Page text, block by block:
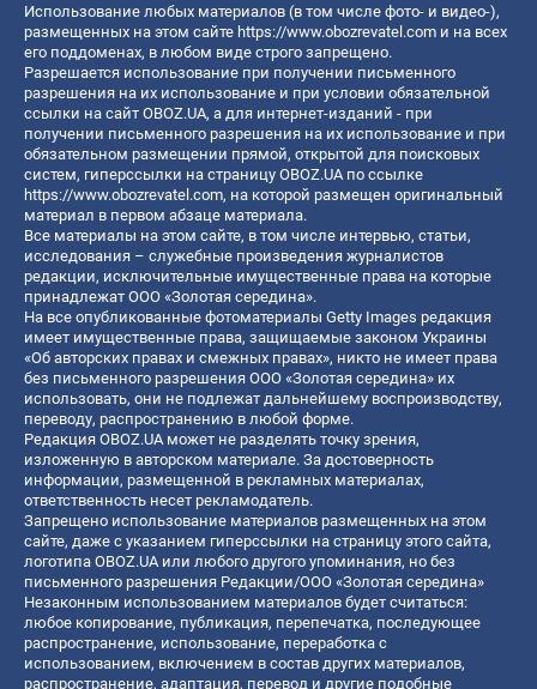
Использование любых материалов (в том числе фото- и видео-),
размещенных на этом сайте https://www.obozrevatel.com и на всех
его поддоменах, в любом виде строго запрещено.
Разрешается использование при получении письменного
разрешения на их использование и при условии обязательной
ссылки на сайт OBOZ.UA, а для интернет-изданий - при
получении письменного разрешения на их использование и при
обязательном размещении прямой, открытой для поисковых
систем, гиперссылки на страницу OBOZ.UA по ссылке
https://www.obozrevatel.com, на которой размещен оригинальный
материал в первом абзаце материала.
Все материалы на этом сайте, в том числе интервью, статьи,
исследования – служебные произведения журналистов
редакции, исключительные имущественные права на которые
принадлежат ООО «Золотая середина».
На все опубликованные фотоматериалы Getty Images редакция
имеет имущественные права, защищаемые законом Украины
«Об авторских правах и смежных правах», никто не имеет права
без письменного разрешения ООО «Золотая середина» их
использовать, они не подлежат дальнейшему воспроизводству,
переводу, распространению в любой форме.
Редакция OBOZ.UA может не разделять точку зрения,
изложенную в авторском материале. За достоверность
информации, размещенной в рекламных материалах,
ответственность несет рекламодатель.
Запрещено использование материалов размещенных на этом
сайте, даже с указанием гиперссылки на страницу этого сайта,
логотипа OBOZ.UA или любого другого упоминания, но без
письменного разрешения Редакции/ООО «Золотая середина»
Незаконным использованием материалов будет считаться:
любое копирование, публикация, перепечатка, последующее
распространение, использование, переработка с
использованием, включением в состав других материалов,
распространение, адаптация, перевод и другие подобные